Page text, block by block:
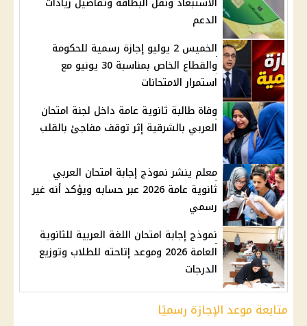
الدعم
الخميس 2 يوليو إجازة رسمية للحكومة
والقطاع الخاص بمناسبة 30 يونيو مع
استمرار الامتحانات
وفاة طالبة ثانوية عامة داخل لجنة امتحان
العربي بالشرقية إثر توقف مفاجئ بالقلب
معلم ينشر نموذج إجابة امتحان العربي
ثانوية عامة 2026 عبر حسابه ويؤكد أنه غير
رسمي
نموذج إجابة امتحان اللغة العربية للثانوية
العامة 2026 وموعد إتاحته للطلاب وتوزيع
الدرجات
متابعة موعد الإجازة رسميًا